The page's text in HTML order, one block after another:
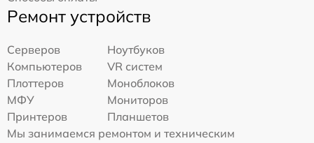
Ремонт устройств
Серверов
Ноутбуков
Компьютеров
VR систем
Плоттеров
Моноблоков
МФУ
Мониторов
Принтеров
Планшетов
Мы занимаемся ремонтом и техническим